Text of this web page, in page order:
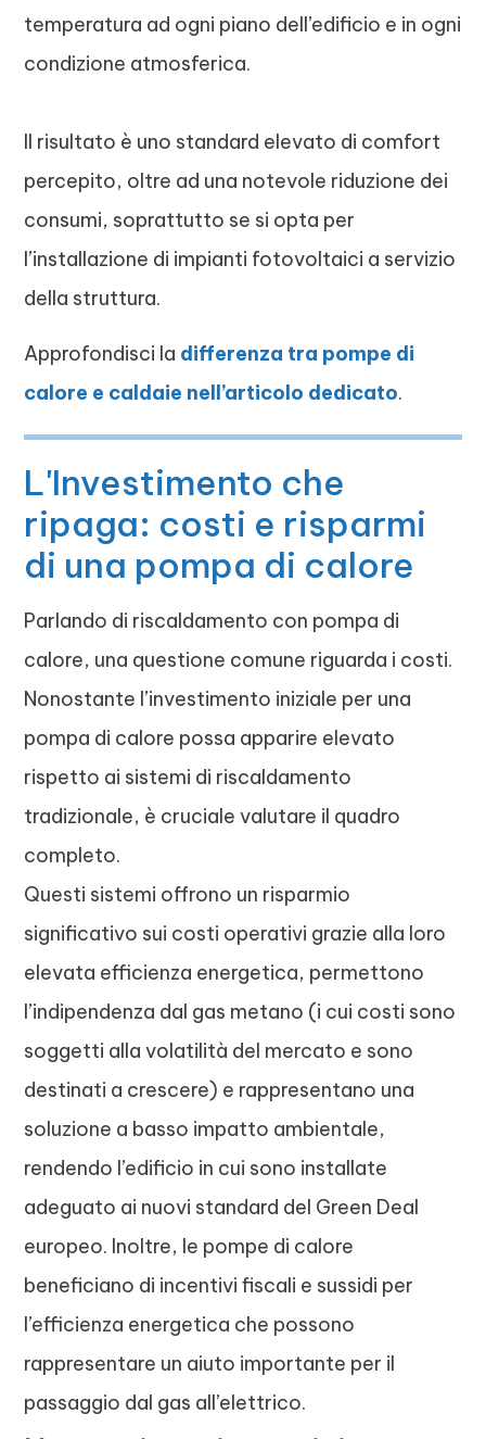
temperatura ad ogni piano dell’edificio e in ogni
condizione atmosferica.
Il risultato è uno standard elevato di comfort
percepito, oltre ad una notevole riduzione dei
consumi, soprattutto se si opta per
l’installazione di impianti fotovoltaici a servizio
della struttura.
Approfondisci la differenza tra pompe di
calore e caldaie nell’articolo dedicato.
L'Investimento che
ripaga: costi e risparmi
di una pompa di calore
Parlando di riscaldamento con pompa di
calore, una questione comune riguarda i costi.
Nonostante l’investimento iniziale per una
pompa di calore possa apparire elevato
rispetto ai sistemi di riscaldamento
tradizionale, è cruciale valutare il quadro
completo.
Questi sistemi offrono un risparmio
significativo sui costi operativi grazie alla loro
elevata efficienza energetica, permettono
l’indipendenza dal gas metano (i cui costi sono
soggetti alla volatilità del mercato e sono
destinati a crescere) e rappresentano una
soluzione a basso impatto ambientale,
rendendo l’edificio in cui sono installate
adeguato ai nuovi standard del Green Deal
europeo. Inoltre, le pompe di calore
beneficiano di incentivi fiscali e sussidi per
l’efficienza energetica che possono
rappresentare un aiuto importante per il
passaggio dal gas all’elettrico.